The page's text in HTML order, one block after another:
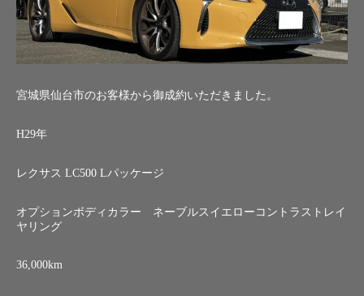
宮城県仙台市のお客様から御成約いただきました。
H29年
レクサス LC500 Lパッケージ
オプションボディカラー ネーブルスイエローコントラストレイ
ヤリング
36,000km